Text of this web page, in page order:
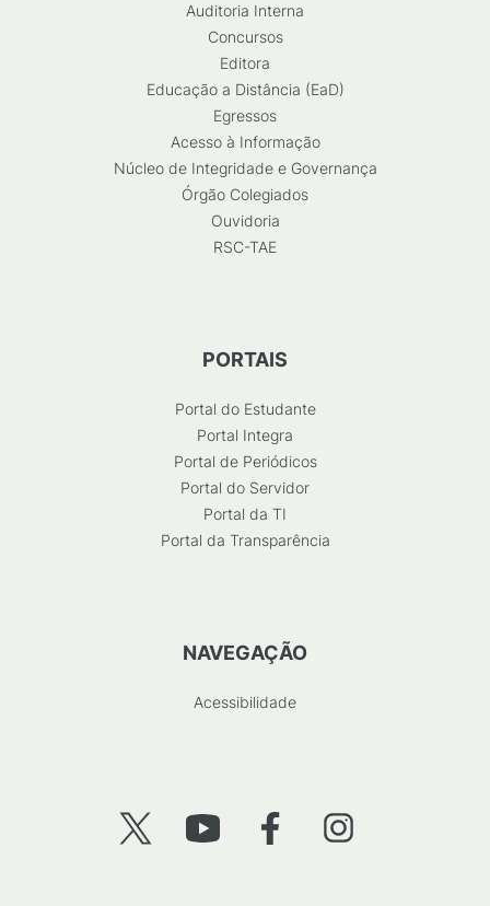
Auditoria Interna
Concursos
Editora
Educação a Distância (EaD)
Egressos
Acesso à Informação
Núcleo de Integridade e Governança
Órgão Colegiados
Ouvidoria
RSC-TAE
PORTAIS
Portal do Estudante
Portal Integra
Portal de Periódicos
Portal do Servidor
Portal da TI
Portal da Transparência
NAVEGAÇÃO
Acessibilidade